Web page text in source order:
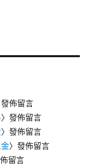
佈留言
〉發佈留言
〉發佈留言
〉發佈留言
留言